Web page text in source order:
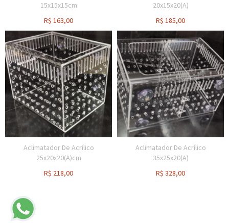
15x15x15cm
R$ 163,00
20x15x20(A)
R$ 185,00
Aclimatador De Acrílico
25x20x20(A)cm
R$ 218,00
Aclimatador De Acrílico
35x25x20(A)
R$ 328,00